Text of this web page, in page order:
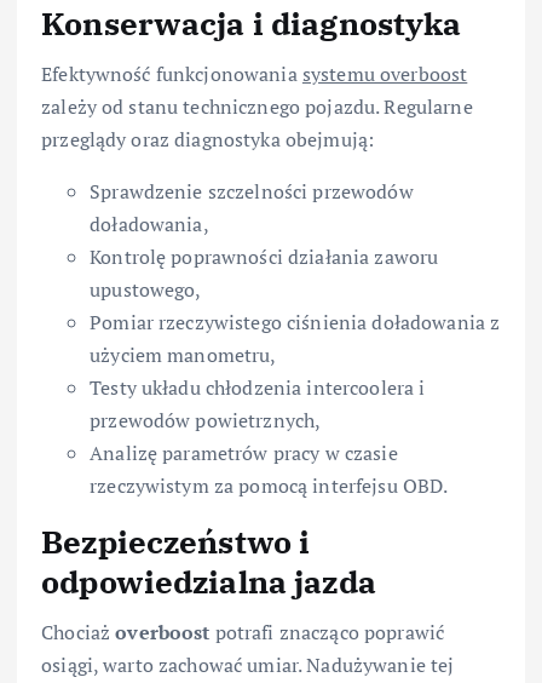
Konserwacja i diagnostyka
Efektywność funkcjonowaniasystemu overboost
zależy od stanu technicznego pojazdu. Regularne
przeglądy oraz diagnostyka obejmują:
Sprawdzenie szczelności przewodów
doładowania,
Kontrolę poprawności działania zaworu
upustowego,
Pomiar rzeczywistego ciśnienia doładowania z
użyciem manometru,
Testy układu chłodzenia intercoolera i
przewodów powietrznych,
Analizę parametrów pracy w czasie
rzeczywistym za pomocą interfejsu OBD.
Bezpieczeństwo i
odpowiedzialna jazda
Chociażoverboost potrafi znacząco poprawić
osiągi, warto zachować umiar. Nadużywanie tej